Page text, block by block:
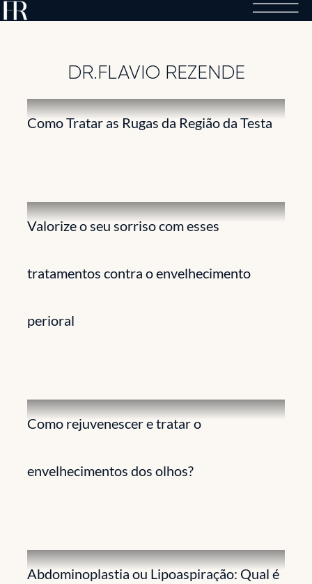
Skip
DR.FLAVIO REZENDE
Como Tratar as Rugas da Região da Testa
Valorize o seu sorriso com esses
tratamentos contra o envelhecimento
perioral
Como rejuvenescer e tratar o
envelhecimentos dos olhos?
Abdominoplastia ou Lipoaspiração: Qual é